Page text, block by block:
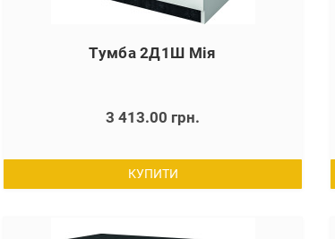
Тумба 2Д1Ш Мія
3 413.00 грн.
КУПИТИ